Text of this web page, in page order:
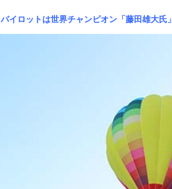
パイロットは世界チャンピオン「藤田雄大氏」